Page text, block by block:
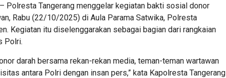
– Polresta Tangerang menggelar kegiatan bakti sosial donor
Rabu (22/10/2025) di Aula Parama Satwika, Polresta
Kegiatan itu diselenggarakan sebagai bagian dari rangkaian
Polri.
darah bersama rekan-rekan media, teman-teman wartawan
antara Polri dengan insan pers,” kata Kapolresta Tangerang